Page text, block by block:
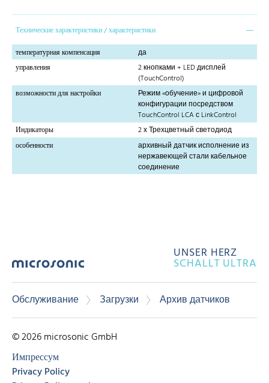
Технические характеристики / характеристики
температурная компенсация
да
управления
2 кнопками + LED дисплей
(TouchControl)
возможности для настройки
Режим «обучение» и цифровой
конфигурации посредством
TouchControl LCA с LinkControl
Индикаторы
2 х Трехцветный светодиод
особенности
архивный датчик исполнение из
нержавеющей стали кабельное
соединение
UNSER HERZ
SCHALLT ULTRA
Обслуживание Загрузки Архив датчиков
© 2026 microsonic GmbH
Импрессум
Privacy Policy